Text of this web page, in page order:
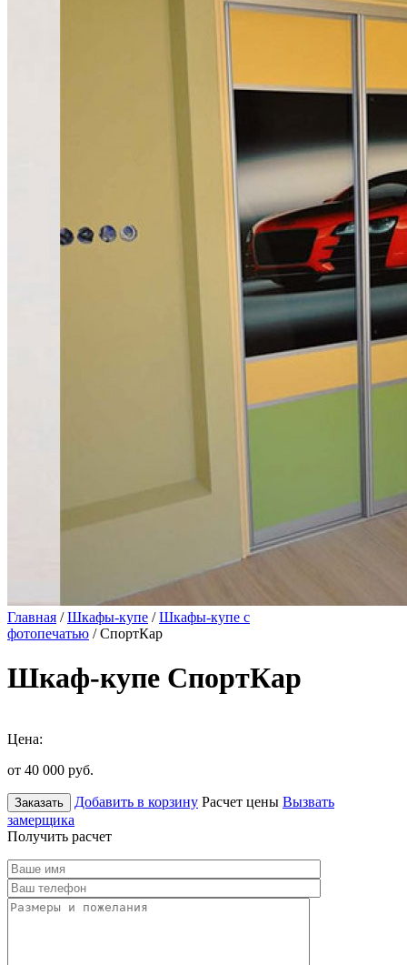
Главная /Шкафы-купе /Шкафы-купе с
фотопечатью / СпортКар
Шкаф-купе СпортКар
Цена:
от 40 000 руб.
Заказать Добавить в корзину Расчет цены Вызвать
замерщика
Получить расчет